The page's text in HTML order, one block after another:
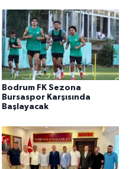
Bodrum FK Sezona
Bursaspor Karşısında
Başlayacak